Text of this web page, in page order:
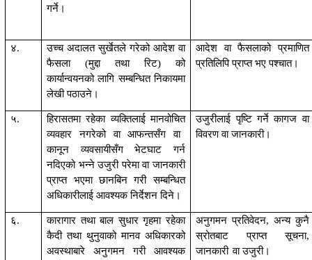
गर्ने ।
४. उच्च अदालत सुर्खेतले गरेको आदेश वा
फैसला(मुद्दा तथा रिट)को
कार्यान्वयनको लागि सम्बन्धित निकायमा
लेखीपठाउने ।
आदेश वा फैसलाको प्रमाणित
प्रतिलिपिप्राप्त भए पश्चात।
५. हिरासतमा रहेका व्यक्तिलाई मानवोचित
व्यवहार नगरेको वा आफन्तसँग वा
कानून व्यवसायीसँगभेटघाट गर्न
नदिएको भन्ने उजुरी परेमावा जानकारी
प्राप्त भएमा छानबिन गरी सम्बन्धित
अधिकारीलाई आवश्यक निर्देशन दिने ।
उजुरीलाई पृष्टि गर्ने कागज वा
विवरण वा जानकारी।
६.
कारागार तथा बाल सुधार गृहमा रहेका
कैदी तथा थुनुवाको मानव अधिकारको
अवस्थाबारे अनुगमन गरी आवश्यक
अनुगमन प्रतिवेदन, अन्य कुनै
स्रोतबाट प्राप्त सूचना,
जानकारी वा उजुरी।